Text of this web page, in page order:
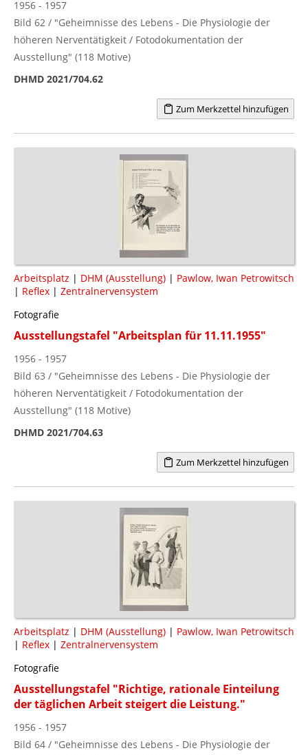
1956 - 1957
Bild 62 / "Geheimnisse des Lebens - Die Physiologie der
höheren Nerventätigkeit / Fotodokumentation der
Ausstellung" (118 Motive)
DHMD 2021/704.62
Zum Merkzettel hinzufügen
Arbeitsplatz | DHM (Ausstellung) | Pawlow, Iwan Petrowitsch
| Reflex | Zentralnervensystem
Fotografie
Ausstellungstafel "Arbeitsplan für 11.11.1955"
1956 - 1957
Bild 63 / "Geheimnisse des Lebens - Die Physiologie der
höheren Nerventätigkeit / Fotodokumentation der
Ausstellung" (118 Motive)
DHMD 2021/704.63
Zum Merkzettel hinzufügen
Arbeitsplatz | DHM (Ausstellung) | Pawlow, Iwan Petrowitsch
| Reflex | Zentralnervensystem
Fotografie
Ausstellungstafel "Richtige, rationale Einteilung
der täglichen Arbeit steigert die Leistung."
1956 - 1957
Bild 64 / "Geheimnisse des Lebens - Die Physiologie der